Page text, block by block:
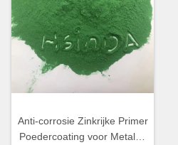
Anti-corrosie Zinkrijke Primer
Poedercoating voor Metalen